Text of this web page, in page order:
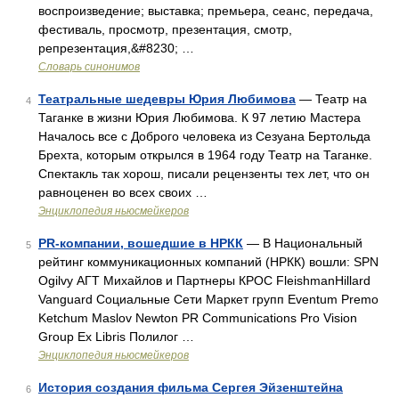
воспроизведение; выставка; премьера, сеанс, передача,
фестиваль, просмотр, презентация, смотр,
репрезентация,&#8230; …
Словарь синонимов
4 Театральные шедевры Юрия Любимова — Театр на
Таганке в жизни Юрия Любимова. К 97 летию Мастера
Началось все с Доброго человека из Сезуана Бертольда
Брехта, которым открылся в 1964 году Театр на Таганке.
Спектакль так хорош, писали рецензенты тех лет, что он
равноценен во всех своих …
Энциклопедия ньюсмейкеров
5 PR-компании, вошедшие в НРКК — В Национальный
рейтинг коммуникационных компаний (НРКК) вошли: SPN
Ogilvy АГТ Михайлов и Партнеры КРОС FleishmanHillard
Vanguard Социальные Сети Маркет групп Eventum Premo
Ketchum Maslov Newton PR Communications Pro Vision
Group Ex Libris Полилог …
Энциклопедия ньюсмейкеров
6
История создания фильма Сергея Эйзенштейна